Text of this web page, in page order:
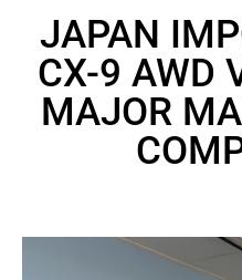
JAPAN
CX-9 AWD
MAJOR